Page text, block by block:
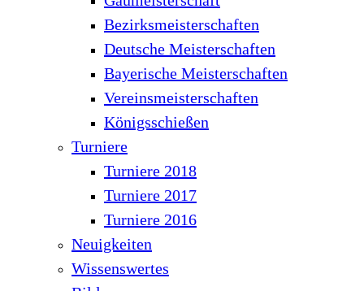
Bezirksmeisterschaften
Deutsche Meisterschaften
Bayerische Meisterschaften
Vereinsmeisterschaften
Königsschießen
Turniere
Turniere 2018
Turniere 2017
Turniere 2016
Neuigkeiten
Wissenswertes